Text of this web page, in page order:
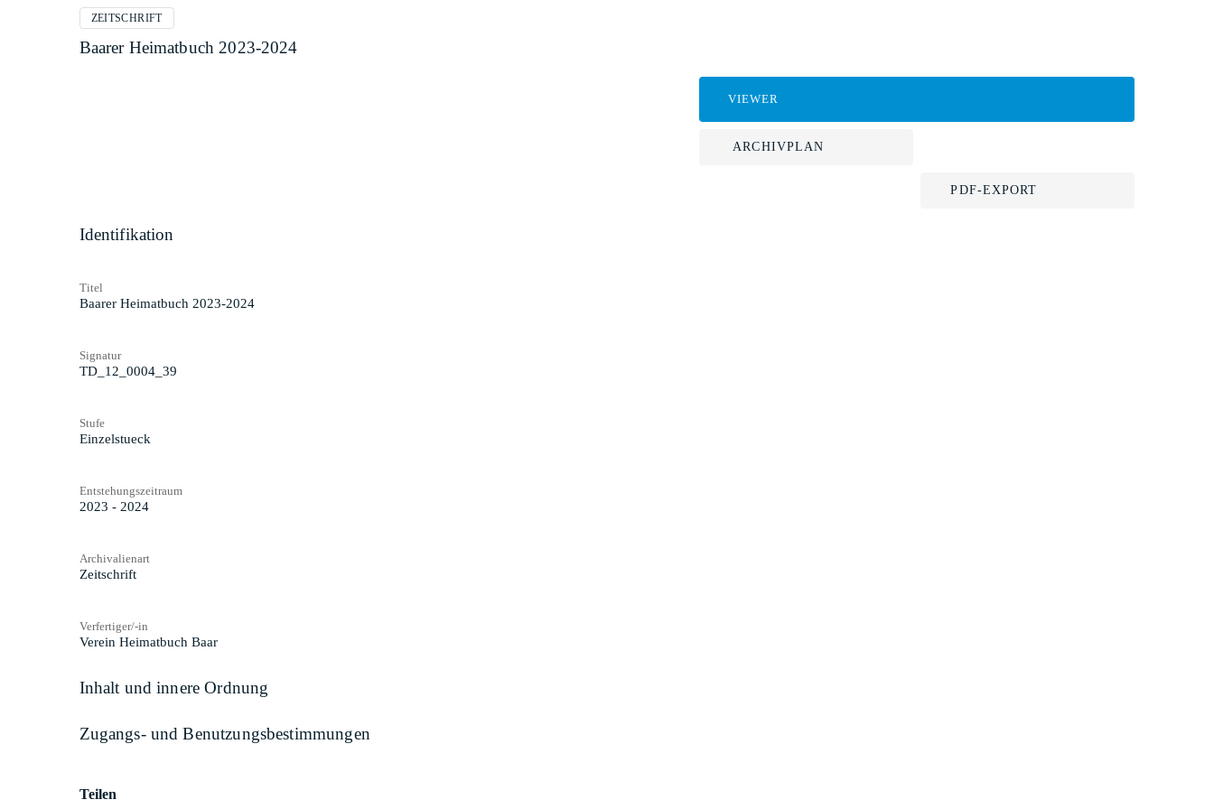
ZEITSCHRIFT
Baarer Heimatbuch 2023-2024
VIEWER
ARCHIVPLAN
PDF-EXPORT
Identifikation
Titel
Baarer Heimatbuch 2023-2024
Signatur
TD_12_0004_39
Stufe
Einzelstueck
Entstehungszeitraum
2023 - 2024
Archivalienart
Zeitschrift
Verfertiger/-in
Verein Heimatbuch Baar
Inhalt und innere Ordnung
Zugangs- und Benutzungsbestimmungen
Teilen